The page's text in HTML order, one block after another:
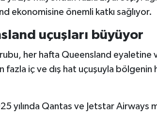
ekonomisine önemli katkı sağlıyor.
uçuşları büyüyor
her hafta Queensland
fazla iç ve dış hat uçuşuyla bölgenin
yılında Qantas ve Jetstar Airways